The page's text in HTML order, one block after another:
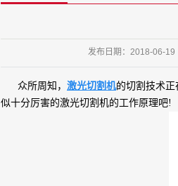
发布日期： 2018-06-19
众所周知， 激光切割机的切割技术正
似十分厉害的激光切割机的工作原理吧!